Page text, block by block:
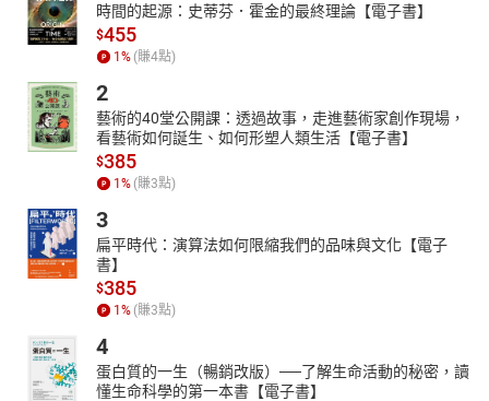
時間的起源：史蒂芬．霍金的最終理論【電子書】
$455
1% (賺4點)
2
藝術的40堂公開課：透過故事，走進藝術家創作現場，
看藝術如何誕生、如何形塑人類生活【電子書】
$385
1% (賺3點)
3
扁平時代：演算法如何限縮我們的品味與文化【電子
書】
$385
1% (賺3點)
4
蛋白質的一生（暢銷改版）──了解生命活動的秘密，讀
懂生命科學的第一本書【電子書】